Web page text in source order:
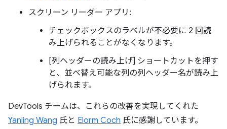
スクリーン リーダー アプリ:
チェックボックスのラベルが不必要に 2 回読
み上げられることがなくなります。
[列ヘッダーの読み上げ] ショートカットを押す
と、並べ替え可能な列の列ヘッダー名が読み上
げられます。
DevTools チームは、これらの改善を実現してくれた
Yanling Wang 氏と Elorm Coch 氏に感謝しています。